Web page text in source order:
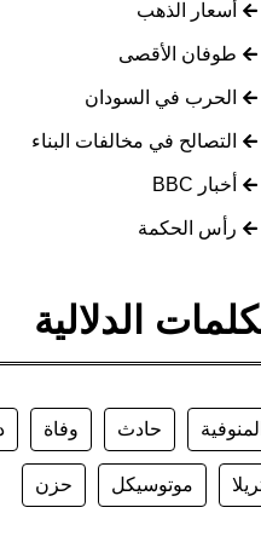
أسعار الذهب
طوفان الأقصى
الحرب في السودان
التصالح في مخالفات البناء
أخبار BBC
رأس الحكمة
الدلالية
المنوفية حادث وفاة
موتوسيكل حزن